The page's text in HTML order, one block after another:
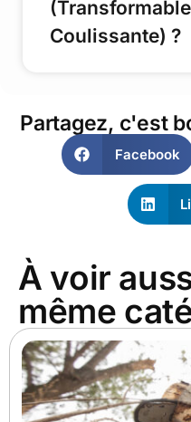
Coulissante) ?
Partagez, c'est
Facebook
À voir
même